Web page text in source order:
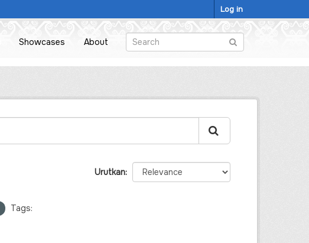
Log in
Showcases About
Urutkan
Tags: